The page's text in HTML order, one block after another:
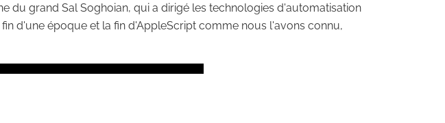
du grand Sal Soghoian, qui a dirigé les technologies d'automatisation
d'une époque et la fin d'AppleScript comme nous l'avons connu,